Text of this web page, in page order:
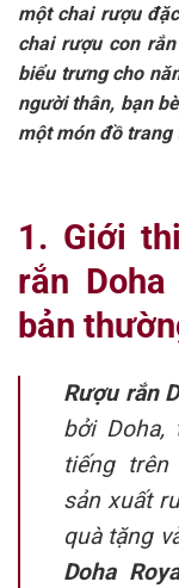
một chai rượu
chai rượu con
biểu trưng cho
người thân, bạn
một món đồ
1. Giới
rắn
bản
Rượu rắn
bởi
tiếng
sản xuất
quà tặng
Doha